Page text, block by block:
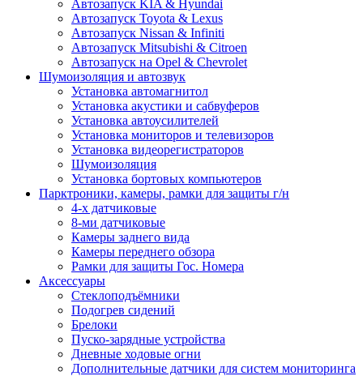
Автозапуск KIA & Hyundai
Автозапуск Toyota & Lexus
Автозапуск Nissan & Infiniti
Автозапуск Mitsubishi & Citroen
Автозапуск на Opel & Chevrolet
Шумоизоляция и автозвук
Установка автомагнитол
Установка акустики и сабвуферов
Установка автоусилителей
Установка мониторов и телевизоров
Установка видеорегистраторов
Шумоизоляция
Установка бортовых компьютеров
Парктроники, камеры, рамки для защиты г/н
4-х датчиковые
8-ми датчиковые
Камеры заднего вида
Камеры переднего обзора
Рамки для защиты Гос. Номера
Аксессуары
Стеклоподъёмники
Подогрев сидений
Брелоки
Пуско-зарядные устройства
Дневные ходовые огни
Дополнительные датчики для систем мониторинга